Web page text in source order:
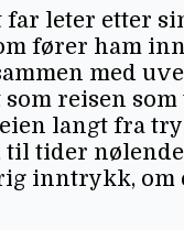
far leter etter
fører ham
med
reisen
langt fra
til tider
inntrykk, om